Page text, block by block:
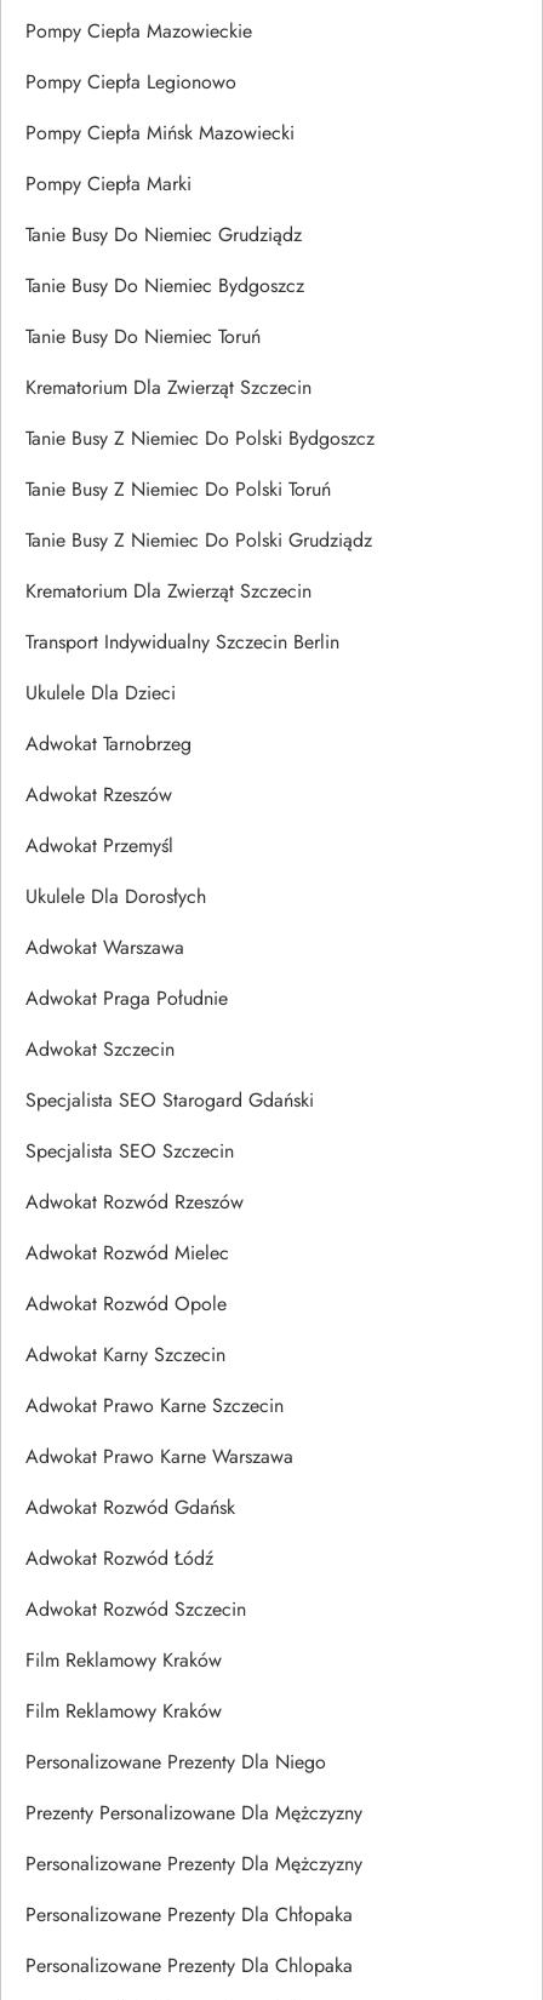
Pompy Ciepła Mazowieckie
Pompy Ciepła Legionowo
Pompy Ciepła Mińsk Mazowiecki
Pompy Ciepła Marki
Tanie Busy Do Niemiec Grudziądz
Tanie Busy Do Niemiec Bydgoszcz
Tanie Busy Do Niemiec Toruń
Krematorium Dla Zwierząt Szczecin
Tanie Busy Z Niemiec Do Polski Bydgoszcz
Tanie Busy Z Niemiec Do Polski Toruń
Tanie Busy Z Niemiec Do Polski Grudziądz
Krematorium Dla Zwierząt Szczecin
Transport Indywidualny Szczecin Berlin
Ukulele Dla Dzieci
Adwokat Tarnobrzeg
Adwokat Rzeszów
Adwokat Przemyśl
Ukulele Dla Dorosłych
Adwokat Warszawa
Adwokat Praga Południe
Adwokat Szczecin
Specjalista SEO Starogard Gdański
Specjalista SEO Szczecin
Adwokat Rozwód Rzeszów
Adwokat Rozwód Mielec
Adwokat Rozwód Opole
Adwokat Karny Szczecin
Adwokat Prawo Karne Szczecin
Adwokat Prawo Karne Warszawa
Adwokat Rozwód Gdańsk
Adwokat Rozwód Łódź
Adwokat Rozwód Szczecin
Film Reklamowy Kraków
Film Reklamowy Kraków
Personalizowane Prezenty Dla Niego
Prezenty Personalizowane Dla Mężczyzny
Personalizowane Prezenty Dla Mężczyzny
Personalizowane Prezenty Dla Chłopaka
Personalizowane Prezenty Dla Chlopaka